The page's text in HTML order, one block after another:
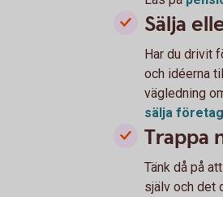
Sälja
Har du drivit
och idéerna
vägledning
sälja företag
Trappa
Tänk då på
själv och det